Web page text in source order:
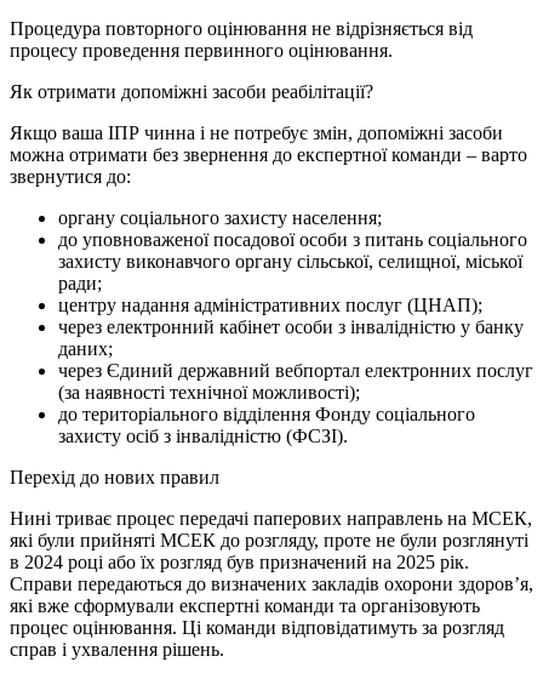
Процедура повторного оцінювання не відрізняється від
процесу проведення первинного оцінювання.
Як отримати допоміжні засоби реабілітації?
Якщо ваша ІПР чинна і не потребує змін, допоміжні засоби
можна отримати без звернення до експертної команди – варто
звернутися до:
органу соціального захисту населення;
до уповноваженої посадової особи з питань соціального
захисту виконавчого органу сільської, селищної, міської
ради;
центру надання адміністративних послуг (ЦНАП);
через електронний кабінет особи з інвалідністю у банку
даних;
через Єдиний державний вебпортал електронних послуг
(за наявності технічної можливості);
до територіального відділення Фонду соціального
захисту осіб з інвалідністю (ФСЗІ).
Перехід до нових правил
Нині триває процес передачі паперових направлень на МСЕК,
які були прийняті МСЕК до розгляду, проте не були розглянуті
в 2024 році або їх розгляд був призначений на 2025 рік.
Справи передаються до визначених закладів охорони здоров’я,
які вже сформували експертні команди та організовують
процес оцінювання. Ці команди відповідатимуть за розгляд
справ і ухвалення рішень.